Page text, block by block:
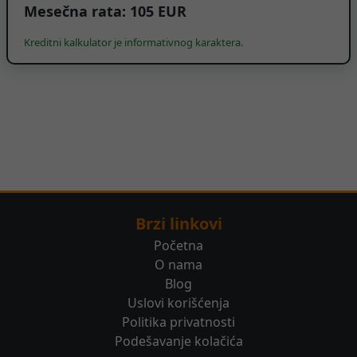
Mesečna rata: 105 EUR
Kreditni kalkulator je informativnog karaktera.
Brzi linkovi
Početna
O nama
Blog
Uslovi korišćenja
Politika privatnosti
Podešavanje kolačića